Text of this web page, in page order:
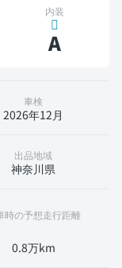
内装
A
車検
2026年12月
出品地域
神奈川県
時の予想走行距離
0.8万km